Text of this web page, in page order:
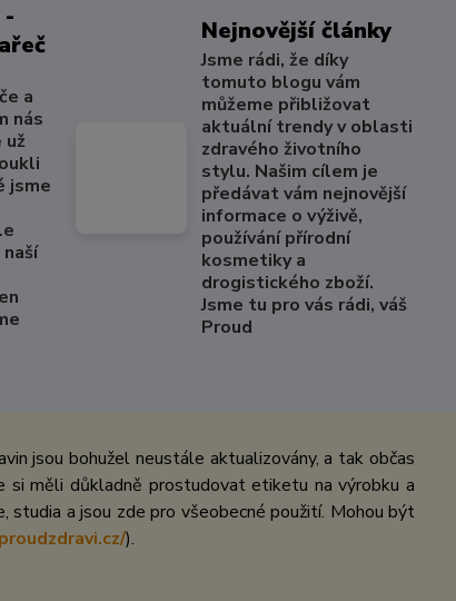
-
a
nás
už
jsme
Nejnovější články
Jsme rádi, že díky
tomuto blogu vám
můžeme přibližovat
aktuální trendy v oblasti
zdravého životního
stylu. Našim cílem je
předávat vám nejnovější
informace o výživě,
používání přírodní
kosmetiky a
drogistického zboží.
Jsme tu pro vás rádi, váš
Proud
jsou bohužel neustále aktualizovány, a tak občas
si měli důkladně prostudovat etiketu na výrobku a
a jsou zde pro všeobecné použití. Mohou být
).